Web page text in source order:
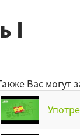
I
Вас могут